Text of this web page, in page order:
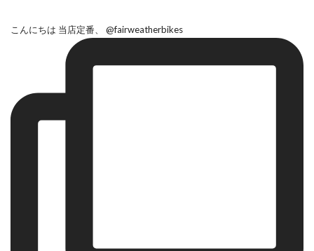
こんにちは 当店定番、 @fairweatherbikes